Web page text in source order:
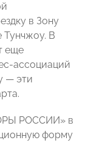
в Зону
Тунчжоу. В
еще
ассоциаций
— эти
РОССИИ» в
форму